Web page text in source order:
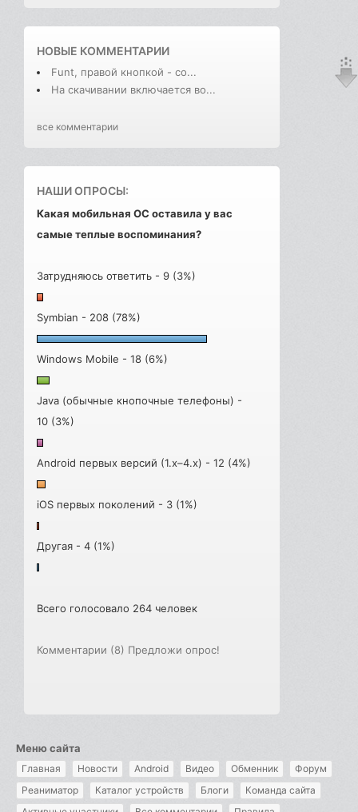
НОВЫЕ КОММЕНТАРИИ
Funt, правой кнопкой - со...
На скачивании включается во...
все комментарии
НАШИ ОПРОСЫ:
Какая мобильная ОС оставила у вас
самые теплые воспоминания?
Затрудняюсь ответить - 9 (3%)
Symbian - 208 (78%)
Windows Mobile - 18 (6%)
Java (обычные кнопочные телефоны) -
10 (3%)
Android первых версий (1.x–4.x) - 12 (4%)
iOS первых поколений - 3 (1%)
Другая - 4 (1%)
Всего голосовало 264 человек
Комментарии (8) Предложи опрос!
Меню сайта
Главная Новости Android Видео Обменник
Форум
Реаниматор
Каталог устройств Блоги
Команда сайта